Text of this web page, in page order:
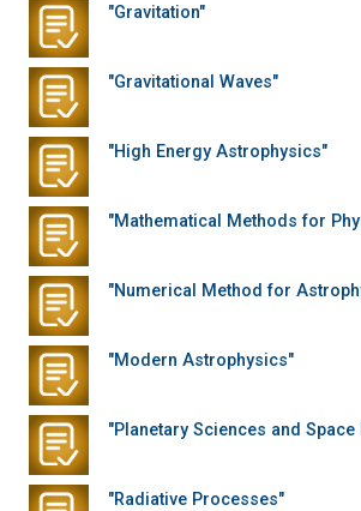
"Gravitation"
"Gravitational Waves"
"High Energy Astrophysics"
"Mathematical Methods for
"Numerical Method for
"Modern Astrophysics"
"Planetary Sciences and
"Radiative Processes"